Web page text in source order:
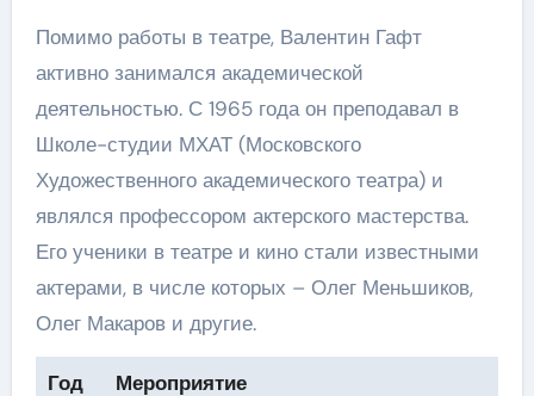
Помимо работы в театре, Валентин Гафт
активно занимался академической
деятельностью. С 1965 года он преподавал в
Школе-студии МХАТ (Московского
Художественного академического театра) и
являлся профессором актерского мастерства.
Его ученики в театре и кино стали известными
актерами, в числе которых – Олег Меньшиков,
Олег Макаров и другие.
Год Мероприятие